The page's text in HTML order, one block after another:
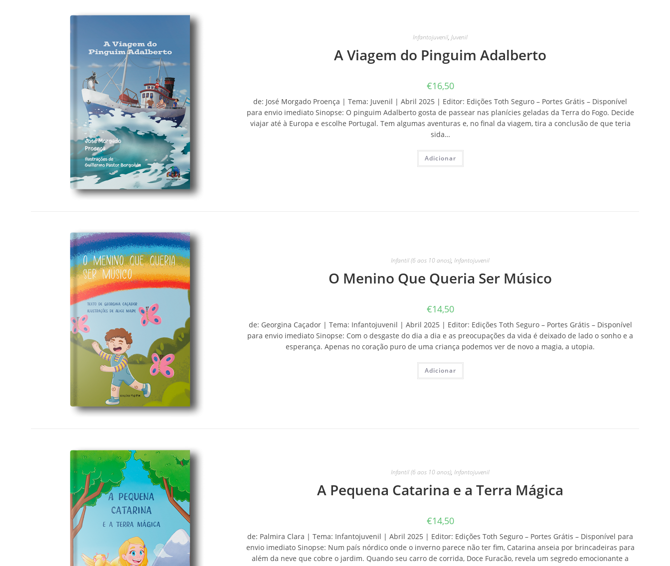
Infantojuvenil,Juvenil
A Viagem do Pinguim Adalberto
€16,50
de: José Morgado Proença | Tema: Juvenil | Abril 2025 | Editor: Edições Toth Seguro – Portes Grátis – Disponível
para envio imediato Sinopse: O pinguim Adalberto gosta de passear nas planícies geladas da Terra do Fogo. Decide
viajar até à Europa e escolhe Portugal. Tem algumas aventuras e, no final da viagem, tira a conclusão de que teria
sida…
Adicionar
Infantil (6 aos 10 anos),Infantojuvenil
O Menino Que Queria Ser Músico
€14,50
de: Georgina Caçador | Tema: Infantojuvenil | Abril 2025 | Editor: Edições Toth Seguro – Portes Grátis – Disponível
para envio imediato Sinopse: Com o desgaste do dia a dia e as preocupações da vida é deixado de lado o sonho e a
esperança. Apenas no coração puro de uma criança podemos ver de novo a magia, a utopia.
Adicionar
Infantil (6 aos 10 anos),Infantojuvenil
A Pequena Catarina e a Terra Mágica
€14,50
de: Palmira Clara | Tema: Infantojuvenil | Abril 2025 | Editor: Edições Toth Seguro – Portes Grátis – Disponível para
envio imediato Sinopse: Num país nórdico onde o inverno parece não ter fim, Catarina anseia por brincadeiras para
além da neve que cobre o jardim. Quando seu carro de corrida, Doce Furacão, revela um segredo emocionante a